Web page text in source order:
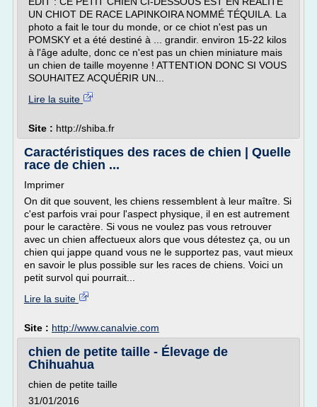
UN CHIOT DE RACE LAPINKOIRA NOMMÉ TÉQUILA. La
photo a fait le tour du monde, or ce chiot n'est pas un
POMSKY et a été destiné à ... grandir. environ 15-22 kilos
à l'âge adulte, donc ce n'est pas un chien miniature mais
un chien de taille moyenne ! ATTENTION DONC SI VOUS
SOUHAITEZ ACQUÉRIR UN...
Lire la suite
Site : http://shiba.fr
Caractéristiques des races de chien | Quelle
race de chien ...
Imprimer
On dit que souvent, les chiens ressemblent à leur maître. Si
c'est parfois vrai pour l'aspect physique, il en est autrement
pour le caractère. Si vous ne voulez pas vous retrouver
avec un chien affectueux alors que vous détestez ça, ou un
chien qui jappe quand vous ne le supportez pas, vaut mieux
en savoir le plus possible sur les races de chiens. Voici un
petit survol qui pourrait...
Lire la suite
Site : http://www.canalvie.com
chien de petite taille - Élevage de
Chihuahua
chien de petite taille
31/01/2016